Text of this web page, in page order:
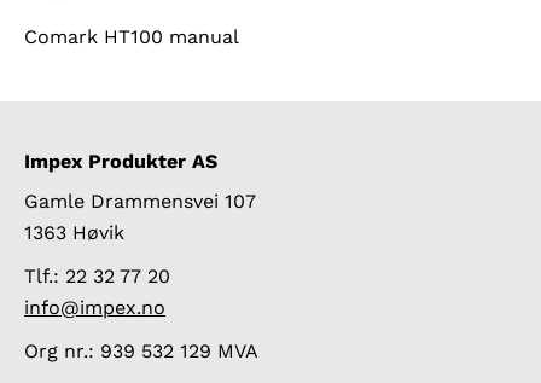
Comark HT100 manual
Impex Produkter AS
Gamle Drammensvei 107
1363 Høvik
Tlf.: 22 32 77 20
info@impex.no
Org nr.: 939 532 129 MVA